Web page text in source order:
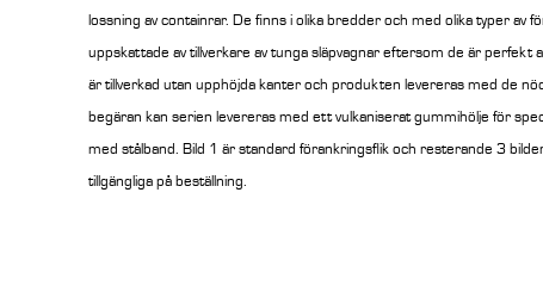
lossning av containrar. De finns i olika bredder och med olika typer av
uppskattade av tillverkare av tunga släpvagnar eftersom de är perfekt
är tillverkad utan upphöjda kanter och produkten levereras med de
begäran kan serien levereras med ett vulkaniserat gummihölje för
med stålband. Bild 1 är standard förankringsflik och resterande 3
tillgängliga på beställning.